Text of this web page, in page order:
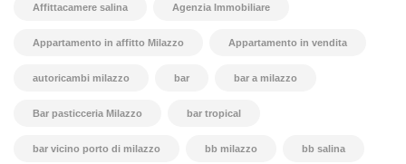
Affittacamere salina Agenzia Immobiliare
Appartamento in affitto Milazzo Appartamento in vendita
autoricambi milazzo bar bar a milazzo
Bar pasticceria Milazzo bar tropical
bar vicino porto di milazzo bb milazzo bb salina